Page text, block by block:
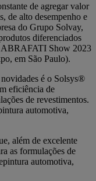
de agregar valor
de alto desempenho e
do Grupo Solvay,
diferenciados
ABRAFATI Show 2023
em São Paulo).
é o Solsys®
eficiência de
de revestimentos.
automotiva,
além de excelente
as formulações de
automotiva,